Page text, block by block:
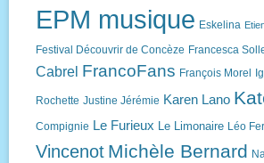
EPM musique Eskelina
Festival Découvrir de Concèze Francesca
Cabrel FrancoFans François Morel
Rochette Justine Jérémie Karen Lano
Compignie Le Furieux Le Limonaire Léo
Vincenot Michèle Bernard